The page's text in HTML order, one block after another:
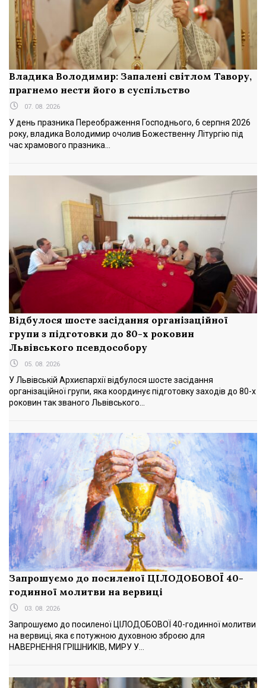
Владика Володимир: Запалені світлом Тавору,
прагнемо нести його в суспільство
07. 08. 2026
У день празника Переображення Господнього, 6 серпня 2026
року, владика Володимир очолив Божественну Літургію під
час храмового празника...
Відбулося шосте засідання організаційної
групи з підготовки до 80-х роковин
Львівського псевдособору
05. 08. 2026
У Львівській Архиєпархії відбулося шосте засідання
організаційної групи, яка координує підготовку заходів до 80-х
роковин так званого Львівського...
Запрошуємо до посиленої ЦІЛОДОБОВОЇ 40-
годинної молитви на вервиці
03. 08. 2026
Запрошуємо до посиленої ЦІЛОДОБОВОЇ 40-годинної молитви
на вервиці, яка є потужною духовною зброєю для
НАВЕРНЕННЯ ГРІШНИКІВ, МИРУ У...